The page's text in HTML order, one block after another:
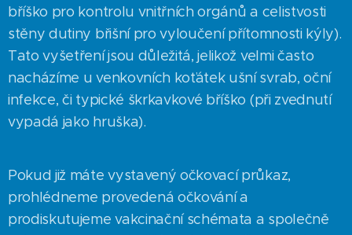
bříško pro kontrolu vnitřních orgánů a celistvosti
stěny dutiny břišní pro vyloučení přítomnosti kýly).
Tato vyšetření jsou důležitá, jelikož velmi často
nacházíme u venkovních koťátek ušní svrab, oční
infekce, či typické škrkavkové bříško (při zvednutí
vypadá jako hruška).
Pokud již máte vystavený očkovací průkaz,
prohlédneme provedená očkování a
prodiskutujeme vakcinační schémata a společně